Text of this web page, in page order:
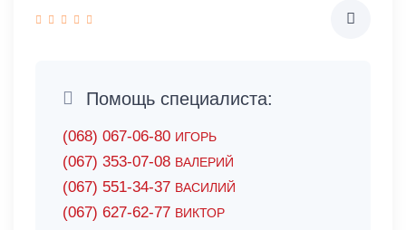
Помощь специалиста:
(068) 067-06-80 ИГОРЬ
(067) 353-07-08 ВАЛЕРИЙ
(067) 551-34-37 ВАСИЛИЙ
(067) 627-62-77 ВИКТОР